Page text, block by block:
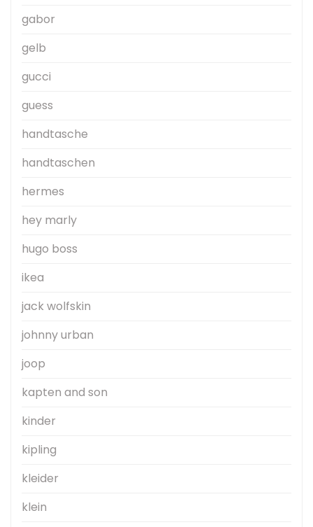
gabor
gelb
gucci
guess
handtasche
handtaschen
hermes
hey marly
hugo boss
ikea
jack wolfskin
johnny urban
joop
kapten and son
kinder
kipling
kleider
klein